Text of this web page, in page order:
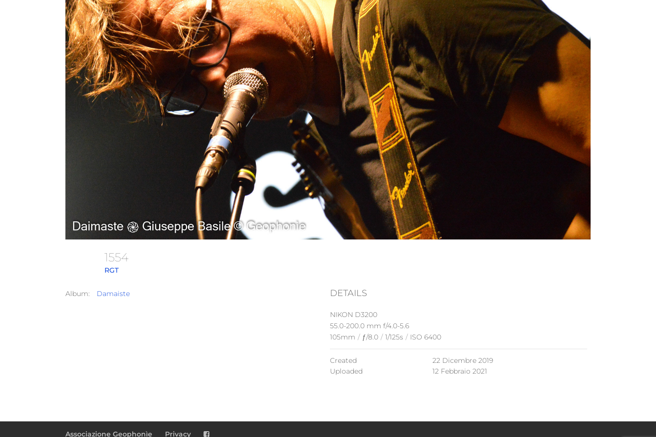
1554
RGT
Album: Damaiste DETAILS
NIKON D3200
55.0-200.0 mm f/4.0-5.6
105mm / ƒ/8.0 / 1/125s / ISO 6400
Created
22 Dicembre 2019
Uploaded
12 Febbraio 2021
Associazione Geophonìe Privacy